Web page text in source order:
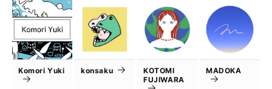
Komori Yuki konsaku
KOTOMI
FUJIWARA
MADOKA